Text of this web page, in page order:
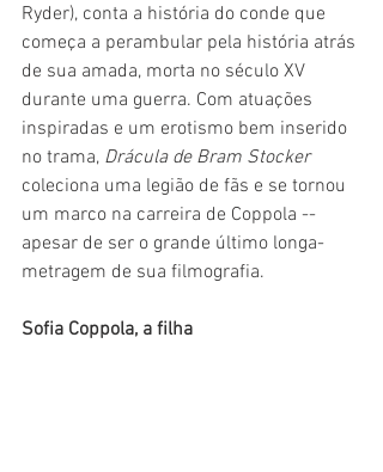
Ryder), conta a história do conde que
começa a perambular pela história atrás
de sua amada, morta no século XV
durante uma guerra. Com atuações
inspiradas e um erotismo bem inserido
no trama, Drácula de Bram Stocker
coleciona uma legião de fãs e se tornou
um marco na carreira de Coppola --
apesar de ser o grande último longa-
metragem de sua filmografia.
Sofia Coppola, a filha